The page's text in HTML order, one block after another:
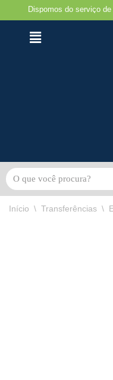
Avançar
do serviço de entrega e
Início \ Transferências \